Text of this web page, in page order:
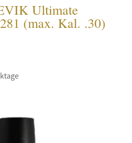
Ultimate
(max. Kal. .30)